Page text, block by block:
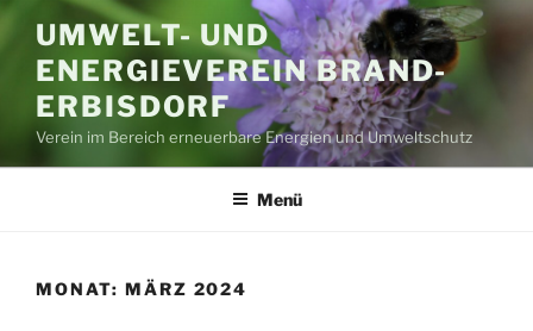
Zum
Inhalt
springen
UMWELT- UND
ENERGIEVEREIN BRAND-
ERBISDORF
Verein im Bereich erneuerbare Energien und Umweltschutz
Menü
MONAT: MÄRZ 2024